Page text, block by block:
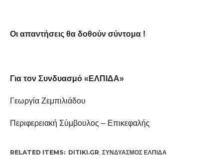
Οι απαντήσεις θα δοθούν σύντομα !
Για τον Συνδυασμό «ΕΛΠΙΔΑ»
Γεωργία Ζεμπιλιάδου
Περιφερειακή Σύμβουλος – Επικεφαλής
RELATED ITEMS: DITIKI.GR ΣΥΝΔΥΑΣΜΌΣ ΕΛΠΙΔΑ